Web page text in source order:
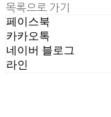
목록으로 가기
페이스북
카카오톡
네이버 블로그
라인